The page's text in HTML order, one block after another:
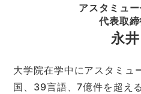
アスタミュ
代表取
永
大学院在学中にアスタミュ
国、39言語、7億件を超え